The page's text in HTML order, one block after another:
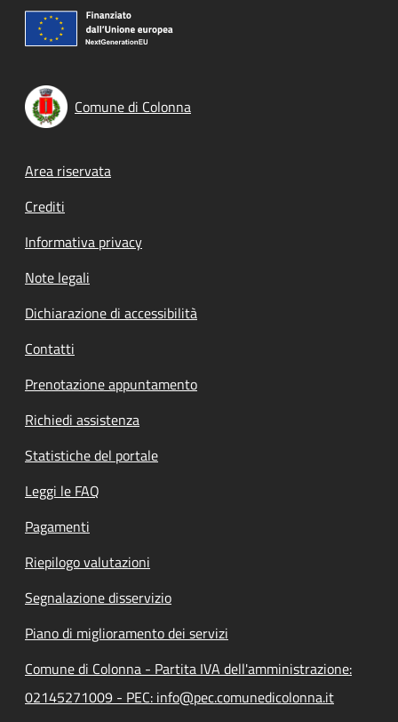
Comune di Colonna
Footer menu
Area riservata
Crediti
Informativa privacy
Note legali
Dichiarazione di accessibilità
Contatti
Prenotazione appuntamento
Richiedi assistenza
Statistiche del portale
Leggi le FAQ
Pagamenti
Riepilogo valutazioni
Segnalazione disservizio
Piano di miglioramento dei servizi
Comune di Colonna - Partita IVA dell'amministrazione:
02145271009 - PEC: info@pec.comunedicolonna.it